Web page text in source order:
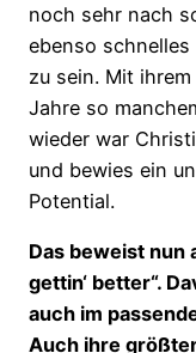
noch sehr nach
ebenso
zu sein. Mit
Jahre so
wieder war
und bewies ein
Potential.
Das beweist nun
gettin‘ better“.
auch im
Auch ihre